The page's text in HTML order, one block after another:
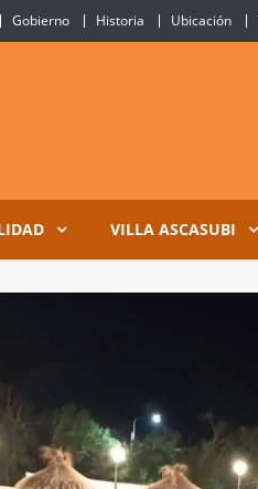
Gobierno Historia Ubicación
de Villa
VILLA ASCASUBI